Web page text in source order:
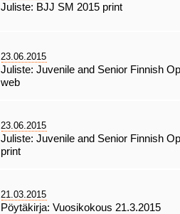
Juliste: BJJ SM 2015 print
23.06.2015
Juliste: Juvenile and Senior Finnish
web
23.06.2015
Juliste: Juvenile and Senior Finnish
print
21.03.2015
Pöytäkirja: Vuosikokous 21.3.2015